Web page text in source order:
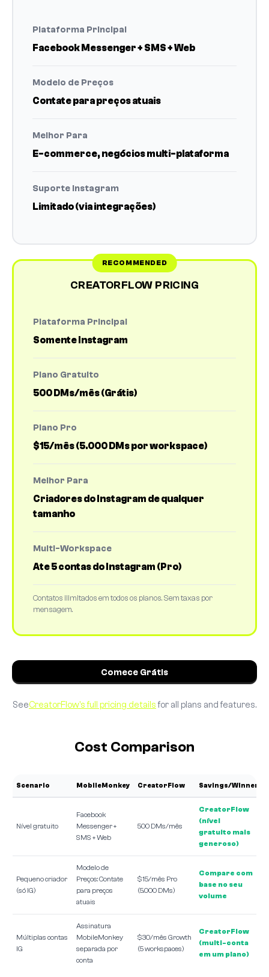
Plataforma Principal
Facebook Messenger + SMS + Web
Modelo de Preços
Contate para preços atuais
Melhor Para
E-commerce, negócios multi-plataforma
Suporte Instagram
Limitado (via integrações)
CREATORFLOW PRICING
Plataforma Principal
Somente Instagram
Plano Gratuito
500 DMs/mês (Grátis)
Plano Pro
$15/mês (5.000 DMs por workspace)
Melhor Para
Criadores do Instagram de qualquer
tamanho
Multi-Workspace
Ate 5 contas do Instagram (Pro)
Contatos ilimitados em todos os planos. Sem taxas por
mensagem.
Comece Grátis
SeeCreatorFlow's full pricing detailsfor all plans and features.
Cost Comparison
Scenario MobileMonkey CreatorFlow Savings/Winner
Nível gratuito
Facebook
Messenger +
SMS + Web
500 DMs/mês
CreatorFlow
(nível
gratuito mais
generoso)
Pequeno criador
(só IG)
Modelo de
Preços: Contate
para preços
atuais
$15/mês Pro
(5.000 DMs)
Compare com
base no seu
volume
Múltiplas contas
IG
Assinatura
MobileMonkey
separada por
conta
$30/mês Growth
(5 workspaces)
CreatorFlow
(multi-conta
em um plano)